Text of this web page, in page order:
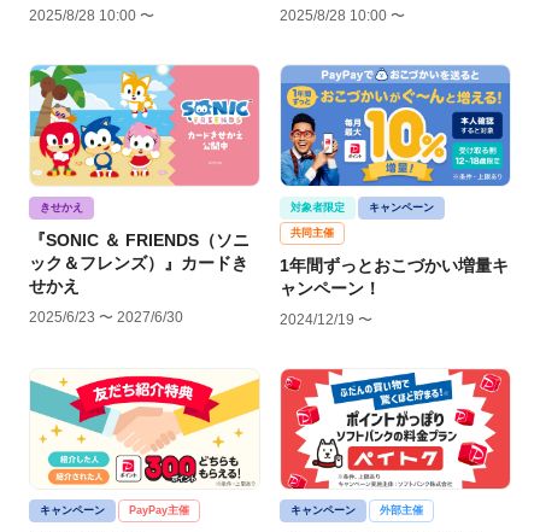
2025/8/28 10:00 〜 2025/8/28 10:00 〜
きせかえ
『SONIC ＆ FRIENDS（ソニ
ック＆フレンズ）』カードき
せかえ
2025/6/23 〜 2027/6/30
対象者限定 キャンペーン
共同主催
1年間ずっとおこづかい増量キ
ャンペーン！
2024/12/19 〜
キャンペーン PayPay主催 キャンペーン 外部主催